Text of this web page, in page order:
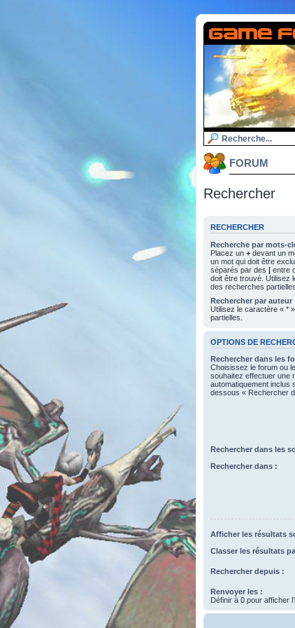
FORUM
Rechercher
RECHERCHER
Recherche par mots-
Placez un + devant un
un mot qui doit être
séparés par des | entre
doit être trouvé. Utilisez
des recherches partielles.
Rechercher par auteur
Utilisez le caractère « *
partielles.
OPTIONS DE
Rechercher dans les
Choisissez le forum ou
souhaitez effectuer une
automatiquement inclus
dessous « Rechercher
Rechercher dans les
Rechercher dans :
Afficher les résultats
Classer les résultats
Rechercher depuis :
Renvoyer les :
Définir à 0 pour afficher